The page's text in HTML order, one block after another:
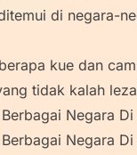
di negara-
kue dan
tidak kalah
Negara Di
Negara Di